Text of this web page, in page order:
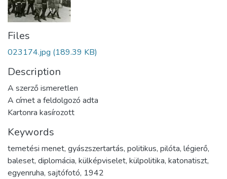
Files
023174.jpg (189.39 KB)
Description
A szerző ismeretlen
A címet a feldolgozó adta
Kartonra kasírozott
Keywords
temetési menet, gyászszertartás, politikus, pilóta, légierő,
baleset, diplomácia, külképviselet, külpolitika, katonatiszt,
egyenruha, sajtófotó, 1942